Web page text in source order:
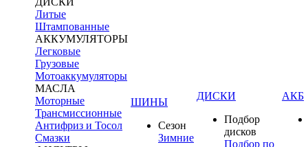
Литые
Штампованные
АККУМУЛЯТОРЫ
Легковые
Грузовые
Мотоаккумуляторы
МАСЛА
Моторные
Трансмиссионные
Антифриз и Тосол
Смазки
ШИНЫ
Сезон
Зимние
ДИСКИ
Подбор
дисков
Подбор по
АКБ